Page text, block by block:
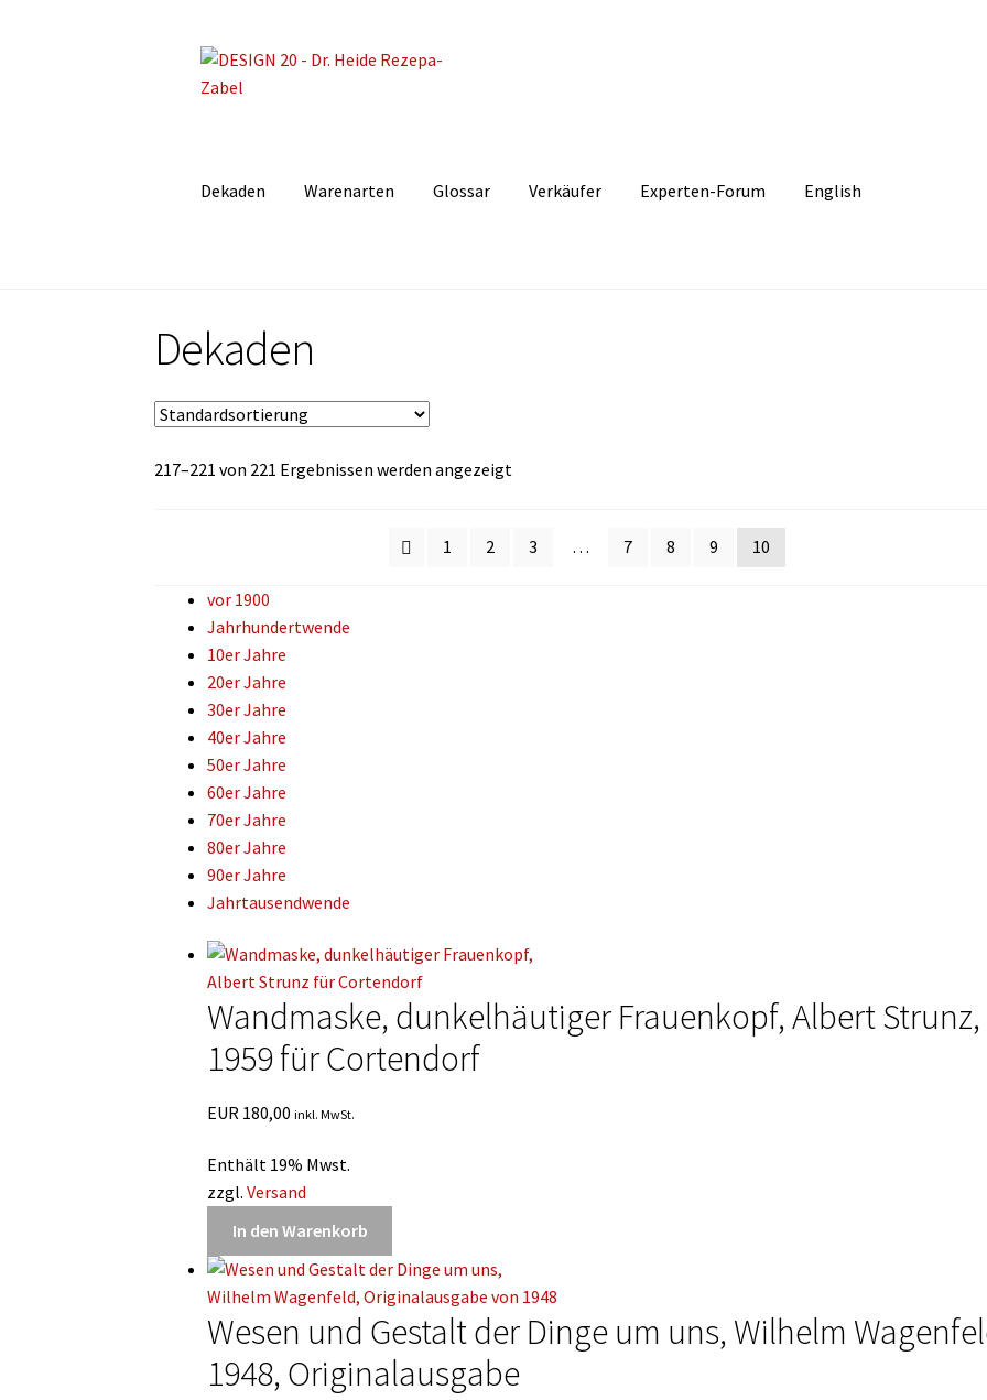
Zur
Navigation
Zum
Inhalt
Dekaden Warenarten Glossar Verkäufer Experten-Forum English
Dekaden
217–221 von 221 Ergebnissen werden angezeigt
1 2 3 … 7 8 9 10
vor 1900
Jahrhundertwende
10er Jahre
20er Jahre
30er Jahre
40er Jahre
50er Jahre
60er Jahre
70er Jahre
80er Jahre
90er Jahre
Jahrtausendwende
Wandmaske, dunkelhäutiger Frauenkopf, Albert Strunz,
1959 für Cortendorf
EUR 180,00 inkl. MwSt.
Enthält 19% Mwst.
zzgl.Versand
In den Warenkorb
Wesen und Gestalt der Dinge um uns, Wilhelm
1948, Originalausgabe